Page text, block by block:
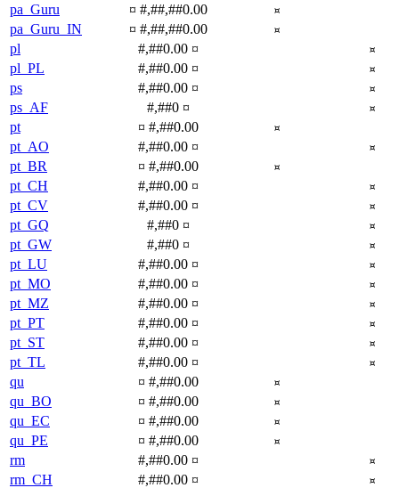
pa_Guru ¤ #,##,##0.00 ¤
pa_Guru_IN ¤ #,##,##0.00 ¤
pl #,##0.00 ¤ ¤
pl_PL #,##0.00 ¤ ¤
ps #,##0.00 ¤ ¤
ps_AF #,##0 ¤ ¤
pt ¤ #,##0.00 ¤
pt_AO #,##0.00 ¤ ¤
pt_BR ¤ #,##0.00 ¤
pt_CH #,##0.00 ¤ ¤
pt_CV #,##0.00 ¤ ¤
pt_GQ #,##0 ¤ ¤
pt_GW #,##0 ¤ ¤
pt_LU #,##0.00 ¤ ¤
pt_MO #,##0.00 ¤ ¤
pt_MZ #,##0.00 ¤ ¤
pt_PT #,##0.00 ¤ ¤
pt_ST #,##0.00 ¤ ¤
pt_TL #,##0.00 ¤ ¤
qu ¤ #,##0.00 ¤
qu_BO ¤ #,##0.00 ¤
qu_EC ¤ #,##0.00 ¤
qu_PE ¤ #,##0.00 ¤
rm #,##0.00 ¤ ¤
rm_CH #,##0.00 ¤ ¤